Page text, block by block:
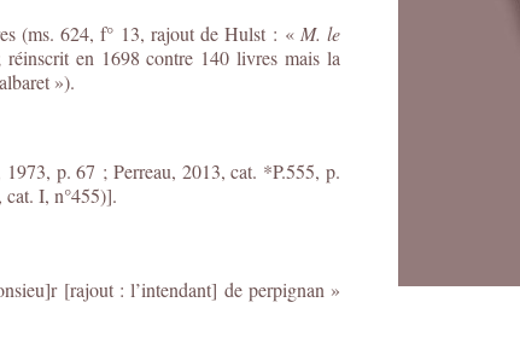
(ms. 624, f° 13, rajout de Hulst : « M. le
en 1698 contre 140 livres mais la
»).
p. 67 ; Perreau, 2013, cat. *P.555, p.
I, n°455)].
[rajout : l’intendant] de perpignan »